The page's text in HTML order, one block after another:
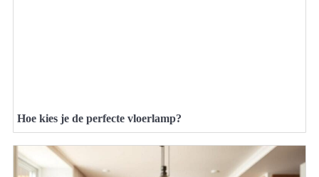
Hoe kies je de perfecte vloerlamp?